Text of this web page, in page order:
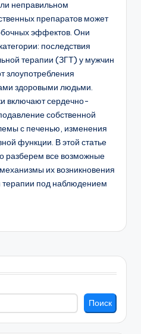
неправильном
препаратов может
эффектов. Они
последствия
терапии (ЗГТ) у мужчин
злоупотребления
здоровыми людьми.
включают сердечно-
собственной
с печенью, изменения
функции. В этой статье
разберем все возможные
их возникновения
под наблюдением
Поиск